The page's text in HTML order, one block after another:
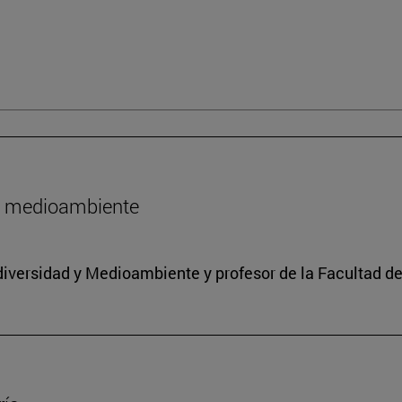
medioambiente
y Medioambiente y profesor de la Facultad